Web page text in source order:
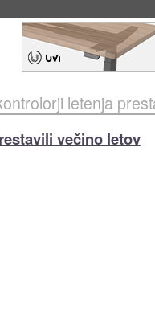
letenja
večino letov